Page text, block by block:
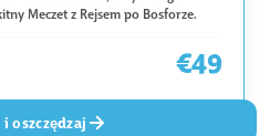
Meczet z Rejsem po Bosforze.
€49
i oszczędzaj